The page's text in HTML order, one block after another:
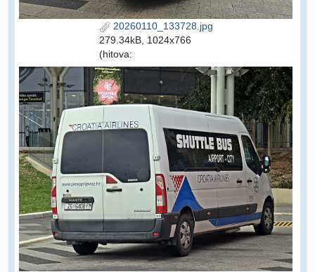
20260110_133728.jpg
279.34kB, 1024x766
(hitova: